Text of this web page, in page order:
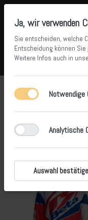
Menü Anmelden
Beta Offroad
1-7von7
Ja, wir verwenden
Sie entscheiden, welche
Entscheidung können Sie
Weitere Infos auch in
Notwendige
Analytische
Auswahl